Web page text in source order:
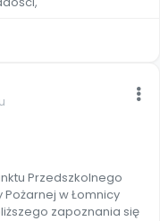
Przedszkolnego
Pożarnej w Łomnicy
zapoznania się